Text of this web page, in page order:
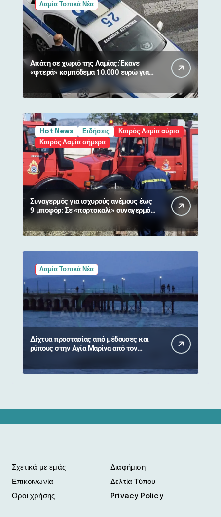
Λαμία Τοπικά Νέα
Απάτη σε χωριό της Λαμίας: Έκανε
«φτερά» κομπόδεμα 10.000 ευρώ για
Hot News Ειδήσεις
Καιρός Λαμία αύριο
Καιρός Λαμία σήμερα
Συναγερμός για ισχυρούς ανέμους έως
9 μποφόρ: Σε «πορτοκαλί» συναγερμό
η Στερεά Ελλάδα
Λαμία Τοπικά Νέα
Δίχτυα προστασίας από μέδουσες και
ρύπους στην Αγία Μαρίνα από τον
Σχετικά με εμάς
Επικοινωνία
Όροι χρήσης
Διαφήμιση
Δελτία Τύπου
Privacy Policy